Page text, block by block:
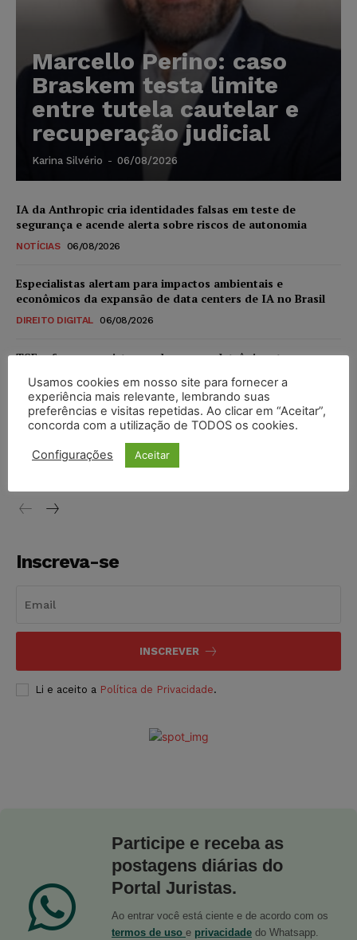
Marcello Perino: caso
Braskem testa limite
entre tutela cautelar e
recuperação judicial
Karina Silvério - 06/08/2026
IA da Anthropic cria identidades falsas em teste de
segurança e acende alerta sobre riscos de autonomia
NOTÍCIAS 06/08/2026
Especialistas alertam para impactos ambientais e
econômicos da expansão de data centers de IA no Brasil
DIREITO DIGITAL 06/08/2026
TSE reforça que sistemas das urnas eletrônicas tornam-se
NOTÍCIAS 06/08/2026
STF inicia julgamento sobre constitucionalidade da
proibição dos jogos de azar no Brasil
Inscreva-se
INSCREVER
Li e aceito a Política de Privacidade.
Participe e receba as
postagens diárias do
Portal Juristas.
Ao entrar você está ciente e de acordo com os
termos de uso e privacidade do Whatsapp.
Usamos cookies em nosso site para fornecer a
experiência mais relevante, lembrando suas
preferências e visitas repetidas. Ao clicar em “Aceitar”,
concorda com a utilização de TODOS os cookies.
Configurações Aceitar